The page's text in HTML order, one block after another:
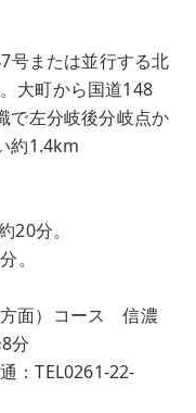
号または並行する北
大町から国道148
で左分岐後分岐点か
約1.4km
20分。
。
方面）コース 信濃
分
：TEL0261-22-